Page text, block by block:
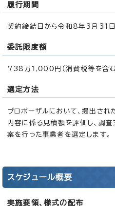
履行期間
契約締結日から令和8年3月31
委託限度額
738万1,000円（消費税等を含む
選定方法
プロポーザルにおいて、提出さ
内容に係る見積額を評価し、調
案を行った事業者を選定します。
スケジュール概要
実施要領、様式の配布